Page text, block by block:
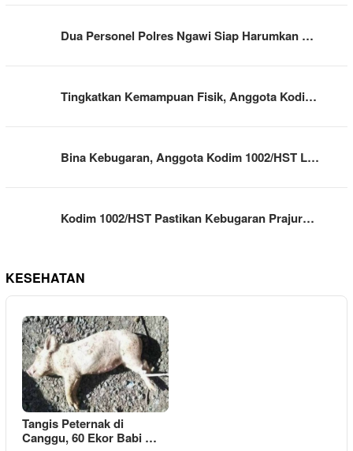
Dua Personel Polres Ngawi Siap Harumkan …
Tingkatkan Kemampuan Fisik, Anggota Kodi…
Bina Kebugaran, Anggota Kodim 1002/HST L…
Kodim 1002/HST Pastikan Kebugaran Prajur…
KESEHATAN
Tangis Peternak di
Canggu, 60 Ekor Babi …